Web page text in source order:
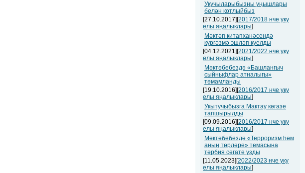
Укучыларыбызны уңышлары
белән котлыйбыз
[27.10.2017][2017/2018 нче уку
елы яңалыклары]
Мәктәп китапханәсендә
күргәзмә эшләп куелды
[04.12.2021][2021/2022 нче уку
елы яңалыклары]
Мәктәбебездә «Башлангыч
сыйныфлар атналыгы»
тәмамланды
[19.10.2016][2016/2017 нче уку
елы яңалыклары]
Укытучыбызга Мактау кәгазе
тапшырылды
[09.09.2016][2016/2017 нче уку
елы яңалыклары]
Мәктәбебездә «Терроризм һәм
аның төрләре» темасына
тәрбия сәгате узды
[11.05.2023][2022/2023 нче уку
елы яңалыклары]